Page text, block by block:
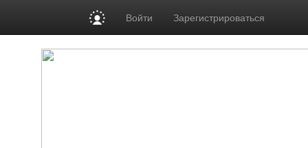
Войти Зарегистрироваться